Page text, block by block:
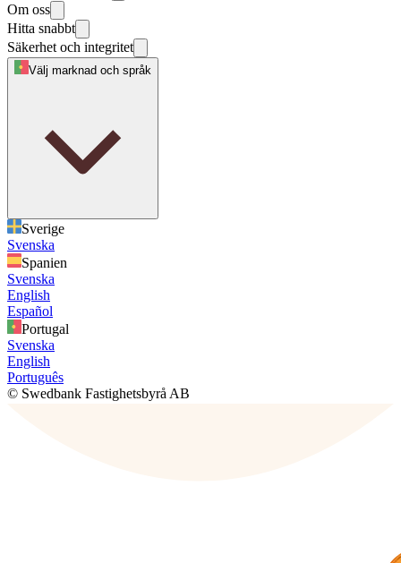
Om oss
Hitta snabbt
Säkerhet och integritet
Välj marknad och språk
Sverige
Svenska
Spanien
Svenska
English
Español
Portugal
Svenska
English
Português
© Swedbank Fastighetsbyrå AB